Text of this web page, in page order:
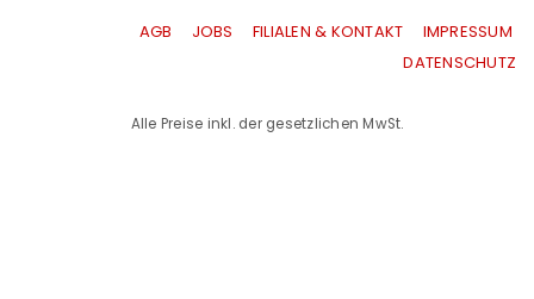
AGB JOBS FILIALEN & KONTAKT
IMPRESSUM
|DATENSCHUTZ
Alle Preise inkl. der gesetzlichen MwSt.